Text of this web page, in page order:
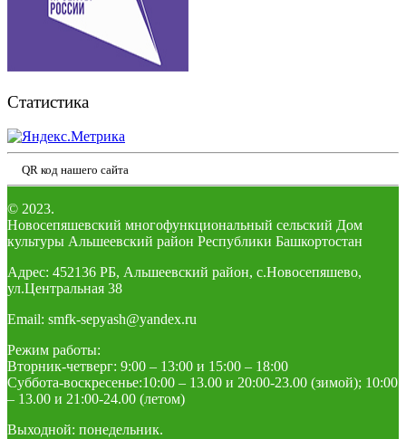
Статистика
QR код нашего сайта
© 2023.
Новосепяшевский многофункциональный сельский Дом
культуры Альшеевский район Республики Башкортостан
Адрес: 452136 РБ, Альшеевский район, с.Новосепяшево,
ул.Центральная 38
Email: smfk-sepyash@yandex.ru
Режим работы:
Вторник-четверг: 9:00 – 13:00 и 15:00 – 18:00
Суббота-воскресенье:10:00 – 13.00 и 20:00-23.00 (зимой); 10:00
– 13.00 и 21:00-24.00 (летом)
Выходной: понедельник.